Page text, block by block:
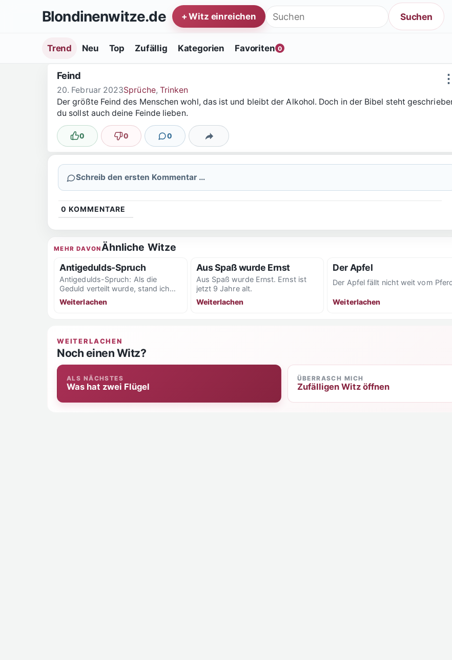
Zum Inhalt springenBlondinenwitze.de Suche nach: Suchen
+ Witz einreichen
Trend Neu Top Zufällig Kategorien Favoriten 0
⋮
Feind
20. Februar 2023Sprüche, Trinken
Der größte Feind des Menschen wohl, das ist und bleibt der Alkohol. Doch in der Bibel steht
du sollst auch deine Feinde lieben.
Lustig
0 Nicht lustig
0 0
KommentareTeilen
Schreib den ersten Kommentar …
0 KOMMENTARE
MEHR DAVONÄhnliche Witze
Antigedulds-Spruch
Antigedulds-Spruch: Als die
Geduld verteilt wurde, stand ich
hupend im Stau.
Weiterlachen
Aus Spaß wurde Ernst
Aus Spaß wurde Ernst. Ernst ist
jetzt 9 Jahre alt.
Weiterlachen
Der Apfel
Der Apfel fällt nicht weit vom
Weiterlachen
WEITERLACHEN
Noch einen Witz?
ALS NÄCHSTES
Was hat zwei Flügel
ÜBERRASCH MICH
Zufälligen Witz öffnen